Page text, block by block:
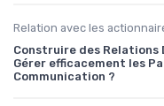
Relation avec les
Construire des Relations
Gérer efficacement les
Communication ?